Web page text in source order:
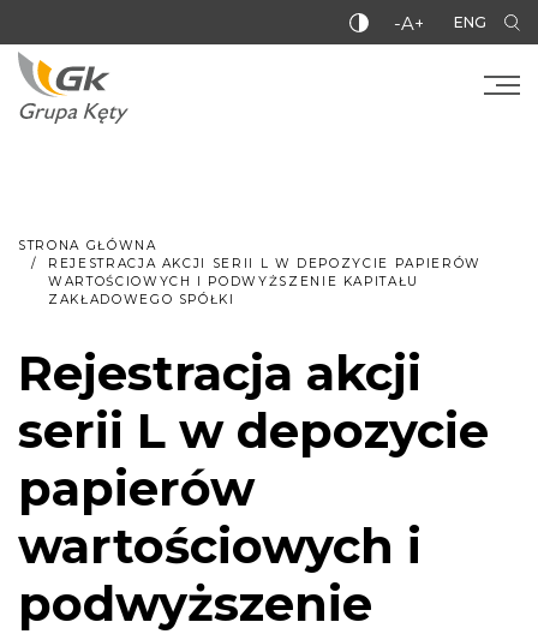
-A+ ENG
STRONA GŁÓWNA
REJESTRACJA AKCJI SERII L W DEPOZYCIE PAPIERÓW
WARTOŚCIOWYCH I PODWYŻSZENIE KAPITAŁU
ZAKŁADOWEGO SPÓŁKI
Rejestracja akcji
serii L w depozycie
papierów
wartościowych i
podwyższenie